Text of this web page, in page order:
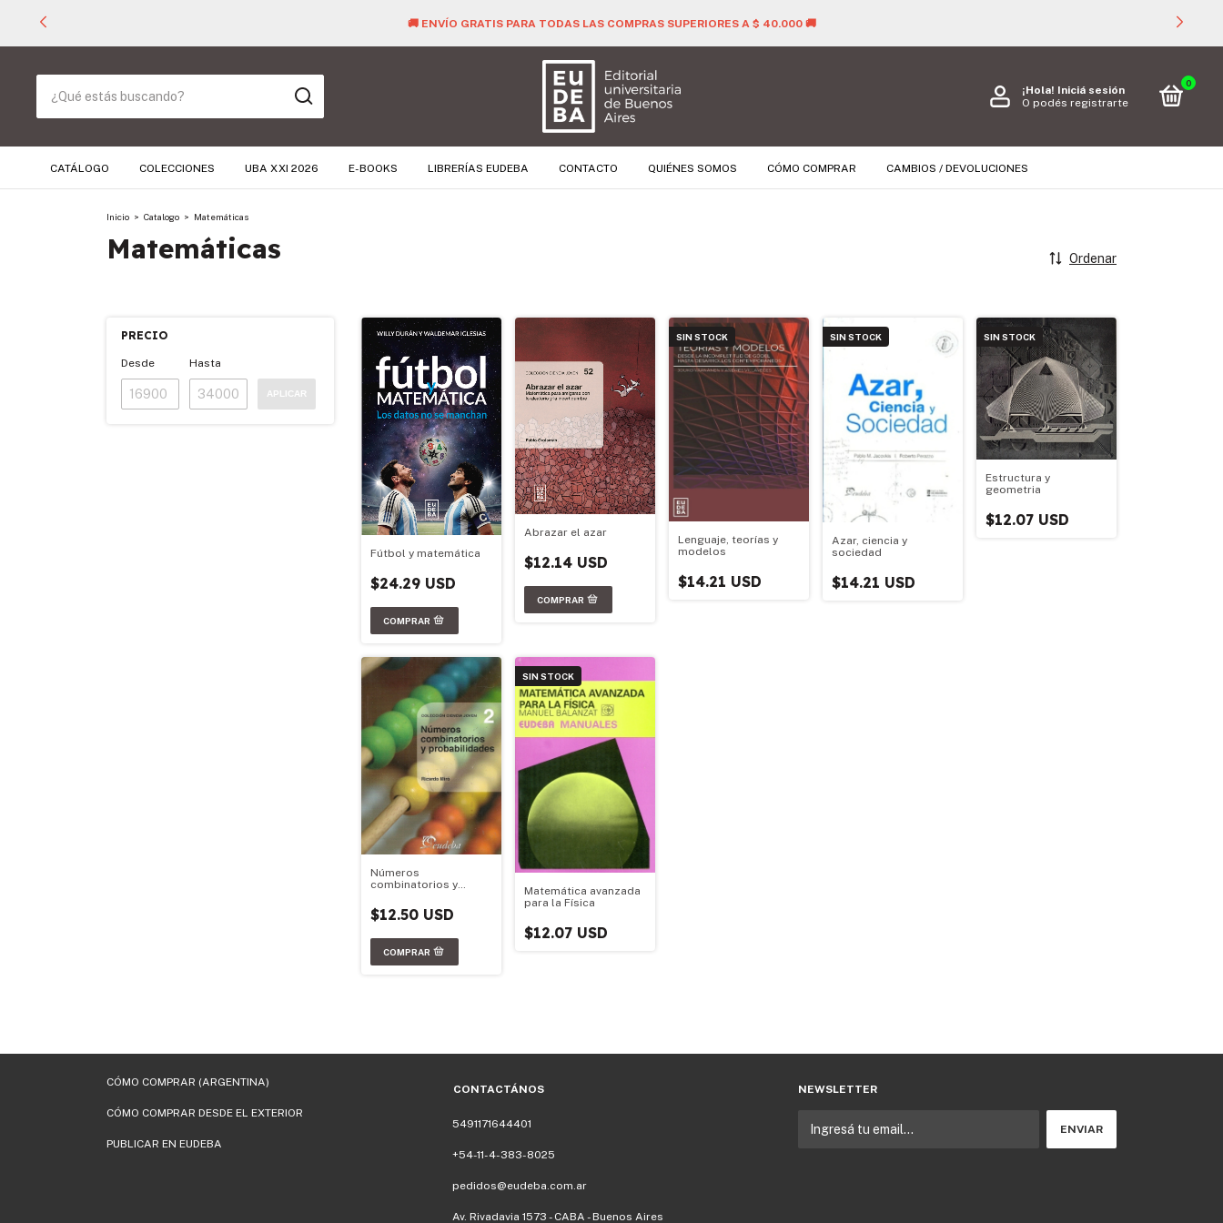
🚚 ENVÍO GRATIS PARA TODAS LAS COMPRAS SUPERIORES A $ 40.000 🚚
¡Hola! Iniciá sesión
O podés registrarte
0
CATÁLOGO COLECCIONES UBA XXI 2026 E-BOOKS LIBRERÍAS EUDEBA CONTACTO QUIÉNES SOMOS CÓMO COMPRAR CAMBIOS / DEVOLUCIONES
Inicio > Catalogo > Matemáticas
Matemáticas Ordenar
PRECIO
Desde Hasta
APLICAR
Fútbol y matemática
$24.29 USD
Abrazar el azar
$12.14 USD
SIN STOCK
Lenguaje, teorías y
modelos
$14.21 USD
SIN STOCK
Azar, ciencia y
sociedad
$14.21 USD
SIN STOCK
Estructura y
geometria
$12.07 USD
Números
combinatorios y
$12.50 USD
SIN STOCK
Matemática avanzada
para la Física
$12.07 USD
CÓMO COMPRAR (ARGENTINA)
CÓMO COMPRAR DESDE EL EXTERIOR
PUBLICAR EN EUDEBA
CONTACTÁNOS
5491171644401
+54-11-4-383-8025
pedidos@eudeba.com.ar
Av. Rivadavia 1573 - CABA - Buenos Aires
NEWSLETTER